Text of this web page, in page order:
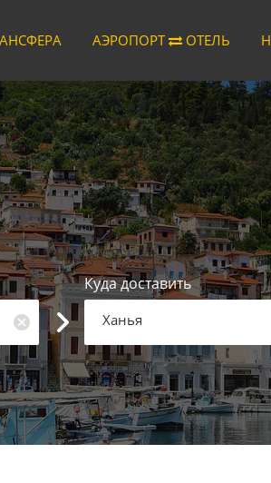
АЭРОПОРТ ОТЕЛЬ
Куда доставить
Ханья